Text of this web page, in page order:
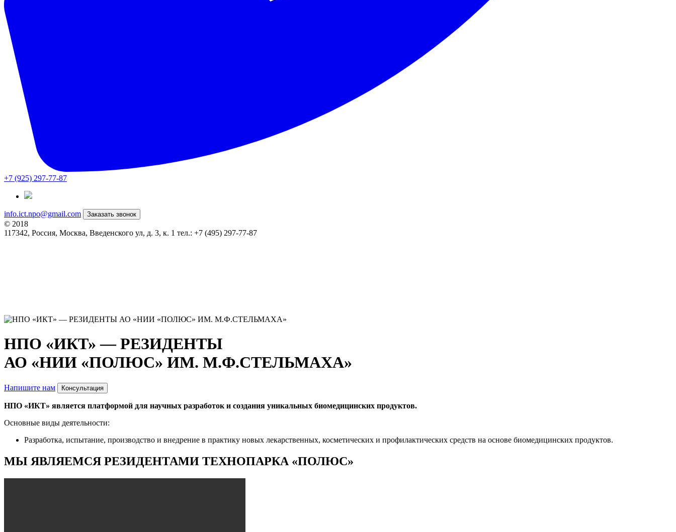
+7 (925) 297-77-87
info.ict.npo@gmail.com Заказать звонок
© 2018
117342, Россия, Москва, Введенского ул, д. 3, к. 1 тел.: +7 (495) 297-77-87
НПО «ИКТ» — РЕЗИДЕНТЫ
АО «НИИ «ПОЛЮС» ИМ. М.Ф.СТЕЛЬМАХА»
Напишите нам Консультация
НПО «ИКТ» является платформой для научных разработок и создания уникальных биомедицинских продуктов.
Основные виды деятельности:
Разработка, испытание, производство и внедрение в практику новых лекарственных, косметических и профилактических средств на основе биомедицинских продуктов.
МЫ ЯВЛЯЕМСЯ РЕЗИДЕНТАМИ ТЕХНОПАРКА «ПОЛЮС»